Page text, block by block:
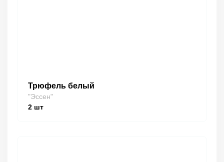
Трюфель белый
"Эссен"
2 шт